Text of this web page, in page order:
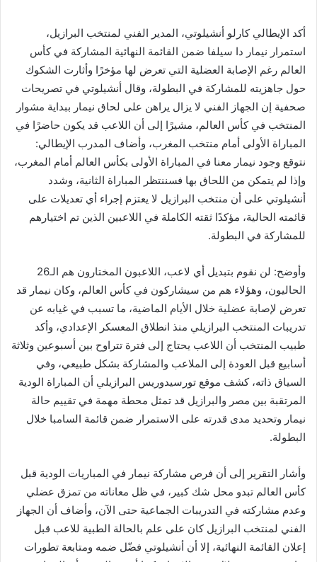
أكد الإيطالي كارلو أنشيلوتي، المدير الفني لمنتخب البرازيل،
استمرار نيمار دا سيلفا ضمن القائمة النهائية المشاركة في كأس
العالم رغم الإصابة العضلية التي تعرض لها مؤخرًا وأثارت الشكوك
حول جاهزيته للمشاركة في البطولة، وقال أنشيلوتي في تصريحات
صحفية إن الجهاز الفني لا يزال يراهن على لحاق نيمار ببداية مشوار
المنتخب في كأس العالم، مشيرًا إلى أن اللاعب قد يكون حاضرًا في
المباراة الأولى أمام منتخب المغرب، وأضاف المدرب الإيطالي:
نتوقع وجود نيمار معنا في المباراة الأولى بكأس العالم أمام المغرب،
وإذا لم يتمكن من اللحاق بها فسننتظر المباراة الثانية، وشدد
أنشيلوتي على أن منتخب البرازيل لا يعتزم إجراء أي تعديلات على
قائمته الحالية، مؤكدًا ثقته الكاملة في اللاعبين الذين تم اختيارهم
للمشاركة في البطولة.
وأوضح: لن نقوم بتبديل أي لاعب، اللاعبون المختارون هم الـ26
الحاليون، وهؤلاء هم من سيشاركون في كأس العالم، وكان نيمار قد
تعرض لإصابة عضلية خلال الأيام الماضية، ما تسبب في غيابه عن
تدريبات المنتخب البرازيلي منذ انطلاق المعسكر الإعدادي، وأكد
طبيب المنتخب أن اللاعب يحتاج إلى فترة تتراوح بين أسبوعين وثلاثة
أسابيع قبل العودة إلى الملاعب والمشاركة بشكل طبيعي، وفي
السياق ذاته، كشف موقع تورسيدوريس البرازيلي أن المباراة الودية
المرتقبة بين مصر والبرازيل قد تمثل محطة مهمة في تقييم حالة
نيمار وتحديد مدى قدرته على الاستمرار ضمن قائمة السامبا خلال
البطولة.
وأشار التقرير إلى أن فرص مشاركة نيمار في المباريات الودية قبل
كأس العالم تبدو محل شك كبير، في ظل معاناته من تمزق عضلي
وعدم مشاركته في التدريبات الجماعية حتى الآن، وأضاف أن الجهاز
الفني لمنتخب البرازيل كان على علم بالحالة الطبية للاعب قبل
إعلان القائمة النهائية، إلا أن أنشيلوتي فضّل ضمه ومتابعة تطورات